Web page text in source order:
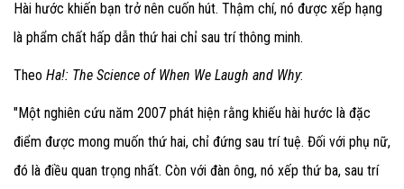
Hài hước khiến bạn trở nên cuốn hút. Thậm chí, nó được xếp hạng
là phẩm chất hấp dẫn thứ hai chỉ sau trí thông minh.
Theo Ha!: The Science of When We Laugh and Why:
"Một nghiên cứu năm 2007 phát hiện rằng khiếu hài hước là đặc
điểm được mong muốn thứ hai, chỉ đứng sau trí tuệ. Đối với phụ nữ,
đó là điều quan trọng nhất. Còn với đàn ông, nó xếp thứ ba, sau trí